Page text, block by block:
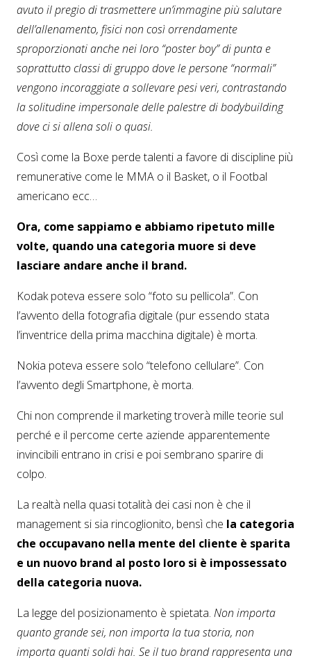
avuto il pregio di trasmettere un’immagine più salutare
dell’allenamento, fisici non così orrendamente
sproporzionati anche nei loro “poster boy” di punta e
soprattutto classi di gruppo dove le persone “normali”
vengono incoraggiate a sollevare pesi veri, contrastando
la solitudine impersonale delle palestre di bodybuilding
dove ci si allena soli o quasi.
Così come la Boxe perde talenti a favore di discipline più
remunerative come le MMA o il Basket, o il Footbal
americano ecc…
Ora, come sappiamo e abbiamo ripetuto mille
volte, quando una categoria muore si deve
lasciare andare anche il brand.
Kodak poteva essere solo “foto su pellicola”. Con
l’avvento della fotografia digitale (pur essendo stata
l’inventrice della prima macchina digitale) è morta.
Nokia poteva essere solo “telefono cellulare”. Con
l’avvento degli Smartphone, è morta.
Chi non comprende il marketing troverà mille teorie sul
perché e il percome certe aziende apparentemente
invincibili entrano in crisi e poi sembrano sparire di
colpo.
La realtà nella quasi totalità dei casi non è che il
management si sia rincoglionito, bensì che la categoria
che occupavano nella mente del cliente è sparita
e un nuovo brand al posto loro si è impossessato
della categoria nuova.
La legge del posizionamento è spietata. Non importa
quanto grande sei, non importa la tua storia, non
importa quanti soldi hai. Se il tuo brand rappresenta una